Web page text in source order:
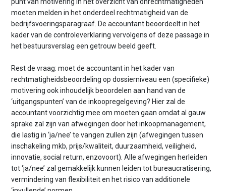
moeten melden in het onderdeel rechtmatigheid van de
bedrijfsvoeringsparagraaf. De accountant beoordeelt in het
kader van de controleverklaring vervolgens of deze passage in
het bestuursverslag een getrouw beeld geeft.
Rest de vraag: moet de accountant in het kader van
rechtmatigheidsbeoordeling op dossierniveau een (specifieke)
motivering ook inhoudelijk beoordelen aan hand van de
‘uitgangspunten’ van de inkoopregelgeving? Hier zal de
accountant voorzichtig mee om moeten gaan omdat al gauw
sprake zal zijn van afwegingen door het inkoopmanagement,
die lastig in ‘ja/nee’ te vangen zullen zijn (afwegingen tussen
inschakeling mkb, prijs/kwaliteit, duurzaamheid, veiligheid,
innovatie, social return, enzovoort). Alle afwegingen herleiden
tot ‘ja/nee’ zal gemakkelijk kunnen leiden tot bureaucratisering,
vermindering van flexibiliteit en het risico van additionele